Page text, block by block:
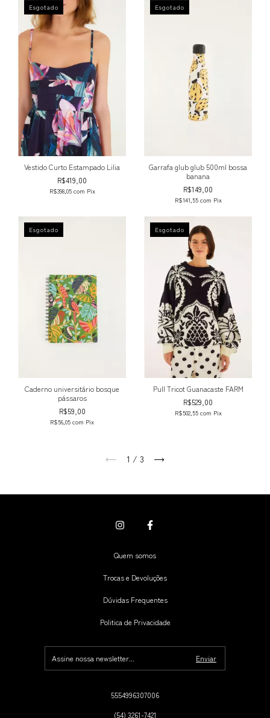
Esgotado
Vestido Curto Estampado Lilia
R$419,00
R$398,05 com Pix
Esgotado
Garrafa glub glub 500ml bossa
banana
R$149,00
R$141,55 com Pix
Esgotado
Caderno universitário bosque
pássaros
R$59,00
R$56,05 com Pix
Esgotado
Pull Tricot Guanacaste FARM
R$529,00
R$502,55 com Pix
1 / 3
Quem somos
Trocas e Devoluções
Dúvidas Frequentes
Politica de Privacidade
5554996307006
(54) 3261-7421